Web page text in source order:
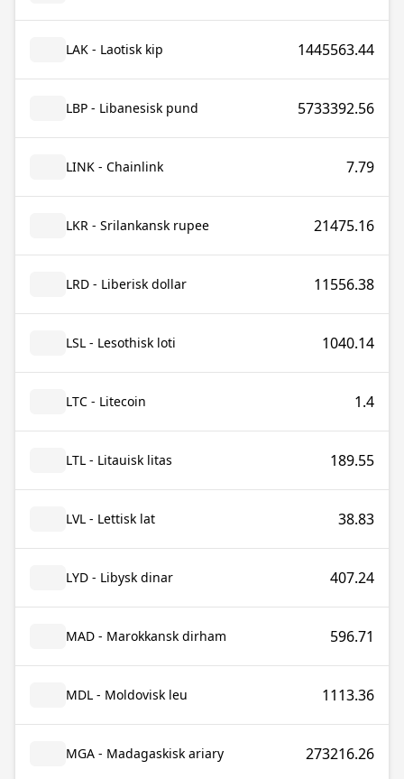
LAK - Laotisk kip 1445563.44
LBP - Libanesisk pund 5733392.56
LINK - Chainlink 7.79
LKR - Srilankansk rupee 21475.16
LRD - Liberisk dollar 11556.38
LSL - Lesothisk loti 1040.14
LTC - Litecoin 1.4
LTL - Litauisk litas 189.55
LVL - Lettisk lat 38.83
LYD - Libysk dinar 407.24
MAD - Marokkansk dirham 596.71
MDL - Moldovisk leu 1113.36
MGA - Madagaskisk ariary 273216.26